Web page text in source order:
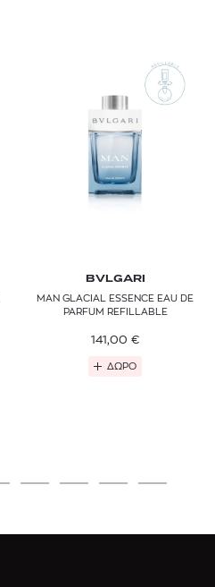
BVLGARI
MAN GLACIAL ESSENCE EAU DE
PARFUM REFILLABLE
141,00 €
ΔΩΡΟ